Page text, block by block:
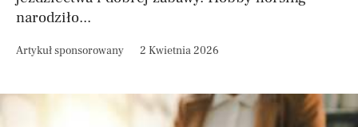
narodziło...
Artykuł sponsorowany 2 Kwietnia 2026